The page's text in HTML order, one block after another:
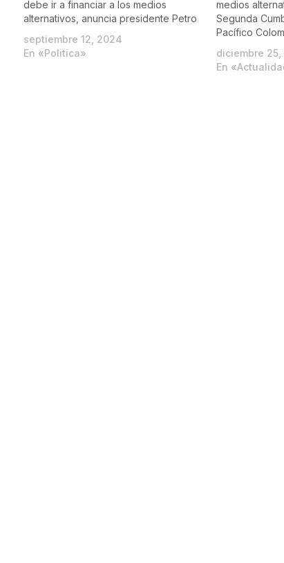
debe ir a financiar a los medios
alternativos, anuncia presidente Petro
septiembre 12, 2024
En «Politica»
medios
Segunda
Pacífico
diciembre 25,
En